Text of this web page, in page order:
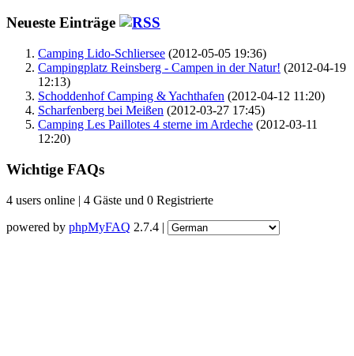
Neueste Einträge
Camping Lido-Schliersee (2012-05-05 19:36)
Campingplatz Reinsberg - Campen in der Natur! (2012-04-19
12:13)
Schoddenhof Camping & Yachthafen (2012-04-12 11:20)
Scharfenberg bei Meißen (2012-03-27 17:45)
Camping Les Paillotes 4 sterne im Ardeche (2012-03-11
12:20)
Wichtige FAQs
4 users online | 4 Gäste und 0 Registrierte
powered by phpMyFAQ 2.7.4 |